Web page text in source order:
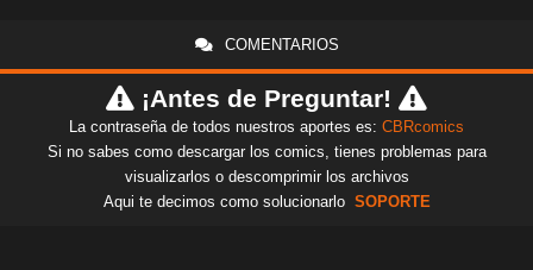
COMENTARIOS
¡Antes de Preguntar!
La contraseña de todos nuestros aportes es: CBRcomics
Si no sabes como descargar los comics, tienes problemas para
visualizarlos o descomprimir los archivos
Aqui te decimos como solucionarlo SOPORTE